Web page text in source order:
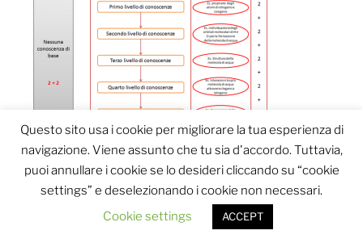
Figura 1. Schema comparativo tra il metodo
scientifico. Senza alcuna conoscenza di base, le
proprietà dei sistemi complessi sembrano
inconciliabili con le proprietà delle singole
Questo sito usa i cookie per migliorare la tua esperienza di
navigazione. Viene assunto che tu sia d'accordo. Tuttavia,
puoi annullare i cookie se lo desideri cliccando su “cookie
settings” e deselezionando i cookie non necessari.
Cookie settings
ACCEPT